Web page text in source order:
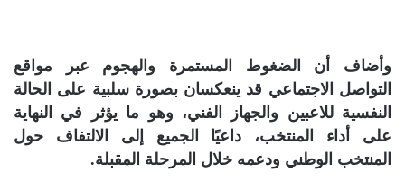
وأضاف أن الضغوط المستمرة والهجوم عبر مواقع
التواصل الاجتماعي قد ينعكسان بصورة سلبية على الحالة
النفسية للاعبين والجهاز الفني، وهو ما يؤثر في النهاية
على أداء المنتخب، داعيًا الجميع إلى الالتفاف حول
المنتخب الوطني ودعمه خلال المرحلة المقبلة.